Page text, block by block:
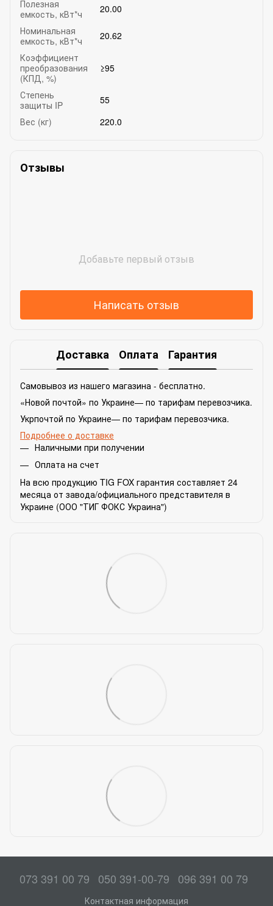
Полезная
емкость, кВт*ч
20.00
Номинальная
емкость, кВт*ч
20.62
Коэффициент
преобразования
(КПД, %)
≥95
Степень
защиты IP
55
Вес (кг)
220.0
Отзывы
Добавьте первый отзыв
Написать отзыв
Доставка Оплата Гарантия
Самовывоз из нашего магазина - бесплатно.
«Новой почтой» по Украине— по тарифам перевозчика.
Укрпочтой по Украине— по тарифам перевозчика.
Подробнее о доставке
Наличными при получении
Оплата на счет
На всю продукцию TIG FOX гарантия составляет 24
месяца от завода/официального представителя в
Украине (ООО "ТИГ ФОКС Украина")
073 391 00 79 050 391-00-79 096 391 00 79
Контактная информация